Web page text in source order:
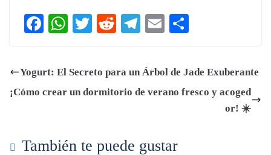
Fa
ok
W
A
pp
T
r
R
t
Te
gr
a
m
E
pa
rti
Yogurt: El Secreto para un Árbol de Jade Exuberante
¡Cómo crear un dormitorio de verano fresco y acoged
or! ☀️
También te puede gustar